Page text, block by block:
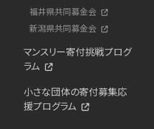
福井県共同募金会
新潟県共同募金会
マンスリー寄付挑戦プログ
ラム
小さな団体の寄付募集応
援プログラム